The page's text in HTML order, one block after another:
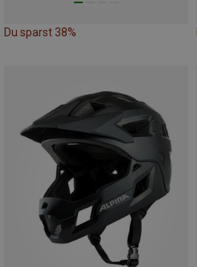
Du sparst 38%